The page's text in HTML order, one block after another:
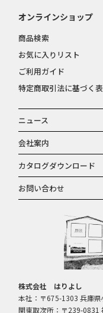
株式会社 はりよし
本社：〒675-1303 兵庫
関東取次所：〒239-0831
ニュース
会社案内
カタログダウンロード
お問い合わせ
オンラインショップ
商品検索
お気に入りリスト
ご利用ガイド
特定商取引法に基づく